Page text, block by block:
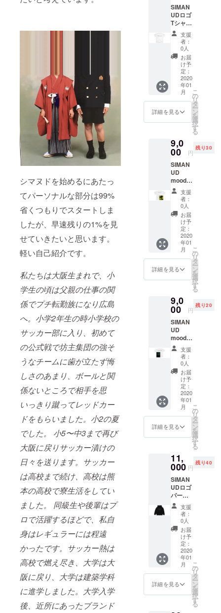
シマヌドを始めるにあたっ
てパーソナルな部分は99%
省くつもりでスタートしま
したが、早速残りの1%を見
せていきたいと思います。
軽い自己紹介です。
私たちは大阪生まれで、小
学生の頃は父親の仕事の関
係でプチ転勤族になり広島
へ。小学2年生の時小学校の
サッカー部に入り、初めて
の公式戦で坊主集団の強そ
うなチームに歯が立たず悔
しさのあまり、ボールと関
係ないところで相手を思
いっきり蹴ってレッドカー
ドをもらいました。小2の夏
でした。 小5〜中3まで再び
大阪に戻りサッカー漬けの
日々を送ります。サッカー
は高校まで続け、高校は熊
本の高校で寮生活をしてい
ました。 同級生や後輩はプ
ロで活躍するほどで、私自
身はレギュラーには程遠
かったです。サッカー熱は
高校で燃え尽き、大学は大
阪に戻り、大学は建築学科
に進学しました。大学入学
後、近所にあったブランド
College
2016-2017
Vantan
Design
リーに
て掲載
させて
いただ
きま
す。掲
載した
ストー
リーは
しばら
くの間
ハイラ
イトと
して保
了承く
ださ
い。 備
考欄に
お名前
もしく
は各ア
カウン
ト名の
ご記入
をお願
い致し
ます。
また、
掲載を
ご希望
されな
すが
「希望
い」と
ご記入
お願い
できれ
ばと思
いま
す。 備
考欄に
ご記入
が無い
場合は
お礼の
にて変
えさせ
ばと思
いま
SIMAN
UDロゴ
Tシャツ
ボディ
カラー
はホワ
イトも
しくは
ブラッ
クのみ
素材:綿
100％
サイズ
はS～
XL ※サ
イズと
をお選
びいた
だき、
備考欄
にご記
入をお
願い致
しま
す。 記
入例)ホ
ワイト
S，ブ
ラック
産状況
により
お届け
場合が
ござい
ます。
予めご
了承く
ださ
い。
支援
者：
0人
お届
け予
定：
2020
年01
月
詳細を見る
こ
の
リ
タ
ー
ン
を
選
択
す
る
9,0
00 円
残り30
SIMAN
UD
mood
image T
シャツ
・#1〜
#3 ・素
材:ポリ
エステ
ル100%
※mood
image
は種類
によっ
てフロ
ント部
リント
された
もの、
バック
部分に
プリン
トされ
たもの
が異な
りま
す。
（#1〜3
はバッ
ク部分
にプリ
ント、
#4〜5は
ント）
※サイズ
はS〜
XLより
お選び
いただ
き、備
考欄に
ナン
バーと
サイズ
のご記
入をお
願い致
しま
す。 記
入例）
支援
者：
0人
お届
け予
定：
2020
年01
月
詳細を見る
こ
の
リ
タ
ー
ン
を
選
択
す
る
9,0
00 円
残り20
SIMAN
UD
mood
image T
シャツ
・#4〜
#5 ・素
材:ポリ
エステ
ル100%
※mood
image
は種類
によっ
てフロ
ント部
リント
された
もの、
バック
部分に
プリン
トされ
たもの
が異な
りま
す。
（#1〜3
はバッ
ク部分
にプリ
ント、
#4〜5は
支援
者：
0人
お届
け予
定：
2020
年01
月
詳細を見る
こ
の
リ
タ
ー
ン
を
選
択
す
る
11,
000 円
残り40
SIMAN
UDロゴ
パー
カー ホ
ワイト/
ブラッ
ク/ピン
ク/イエ
ロー ・
素材:綿
100%
カラー
とサイ
ズをお
選びい
ただ
支援
者：
0人
お届
け予
定：
2020
年01
月
詳細を見る
こ
の
リ
タ
ー
ン
を
選
択
す
る